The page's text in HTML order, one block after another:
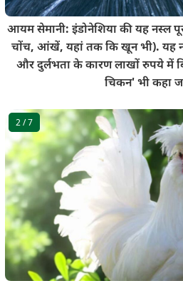
आयम सेमानी: इंडोनेशिया की यह नस्ल
चोंच, आंखें, यहां तक कि खून भी). यह
और दुर्लभता के कारण लाखों रुपये में
चिकन' भी कहा
2/ 7